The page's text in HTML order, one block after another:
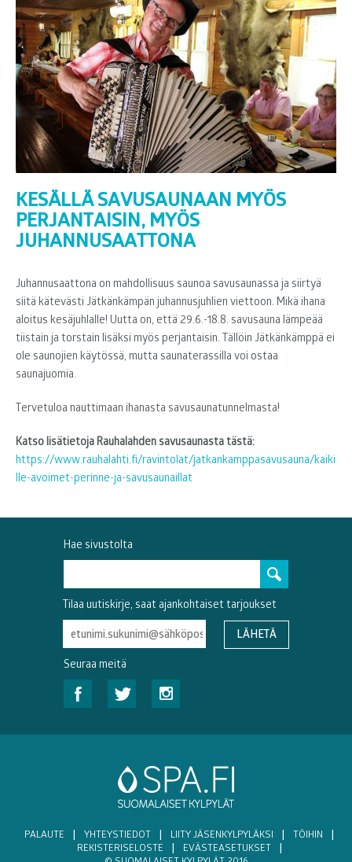
KESÄLLÄ SAVUSAUNAAN MYÖS
PERJANTAISIN, MYÖS
JUHANNUSAATTONA
Juhannusaattona on mahdollisuus saunoa savusaunassa ja siirtyä
siitä kätevästi Jätkänkämpän juhannusjuhlien viettoon. Mikä ihana
aloitus kesäjuhlalle! Uutta on, että 29.6.-18.8. savusauna lämpeää
tiistain ja torstain lisäksi myös perjantaisin. Tällöin Jätkänkämppä ei
ole saunojien käytössä, mutta saunaterassilla voi ostaa
saunajuomia.
Tervetuloa nauttimaan ihanasta savusaunatunnelmasta!
Katso lisätietoja Rauhalahden savusaunasta tästä:
https://www.rauhalahti.fi/ravintolat/jatkankamppasavusauna/kaiki
lle-avoimet-perinne-ja-savusaunaillat
Hae sivustolta
Tilaa uutiskirje, saat ajankohtaiset tarjoukset
Seuraa meitä
PALAUTE | YHTEYSTIEDOT | LIITY JÄSENKYLPYLÄKSI | TÖIHIN
|
REKISTERISELOSTE
| EVÄSTEASETUKSET
|